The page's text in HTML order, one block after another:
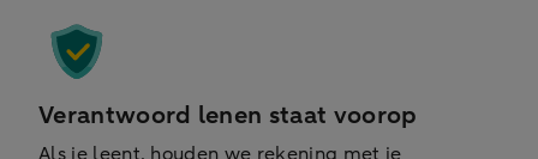
Verantwoord lenen staat voorop